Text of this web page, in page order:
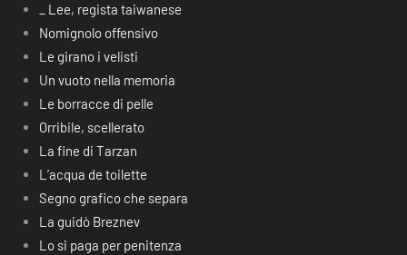
_ Lee, regista taiwanese
Nomignolo offensivo
Le girano i velisti
Un vuoto nella memoria
Le borracce di pelle
Orribile, scellerato
La fine di Tarzan
L’acqua de toilette
Segno grafico che separa
La guidò Breznev
Lo si paga per penitenza